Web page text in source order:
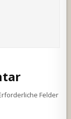
Felder